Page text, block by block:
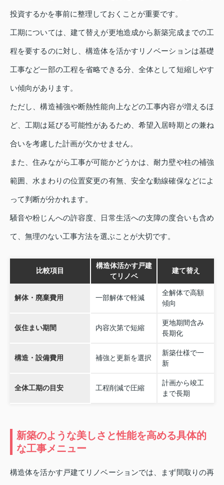
投資するかを事前に整理しておくことが重要です。
工期については、建て替えが更地造成から新築完成までの工
程を要するのに対し、構造体を活かすリノベーションは基礎
工事など一部の工程を省略できる分、全体として短縮しやす
い傾向があります。
ただし、構造補強や断熱性能向上などの工事内容が増えるほ
ど、工期は延びる可能性があるため、希望入居時期との兼ね
合いを考慮した計画が欠かせません。
また、住みながら工事が可能かどうかは、耐力壁や柱の補強
範囲、水まわりの位置変更の有無、安全な動線確保などによ
って判断が分かれます。
騒音や粉じんへの許容度、日常生活への支障の度合いも含め
て、無理のない工事方法を選ぶことが大切です。
比較項目
構造体活かす戸建
てリノベ
建て替え
解体・廃棄費用 一部解体で軽減
全解体で高額
傾向
仮住まい期間 内容次第で短縮
更地期間含み
長期化
構造・設備費用 補強と更新を選択
新築仕様で一
新
全体工期の目安 工程削減で圧縮
計画から竣工
まで長期
新築のような美しさと性能を高める具体的
な工事メニュー
構造体を活かす戸建てリノベーションでは、まず間取りの再